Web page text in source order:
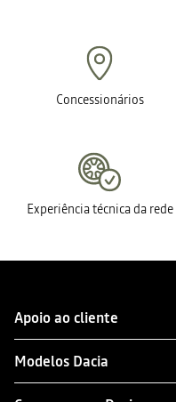
Concessionários
Experiência técnica da rede
Apoio ao cliente
Modelos Dacia